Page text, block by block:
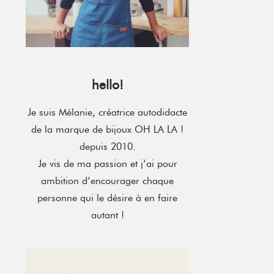
hello!
Je suis Mélanie, créatrice autodidacte
de la marque de bijoux OH LA LA !
depuis 2010.
Je vis de ma passion et j’ai pour
ambition d’encourager chaque
personne qui le désire à en faire
autant !